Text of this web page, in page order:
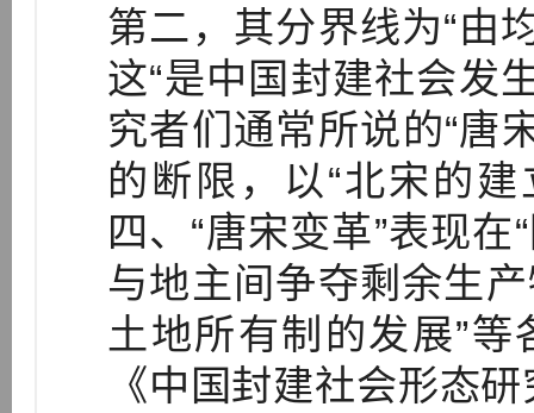
第二，其分界线为“由
这“是中国封建社会发
究者们通常所说的“唐
的断限，以“北宋的
四、“唐宋变革”表现
与地主间争夺剩余生
土地所有制的发展”
《中国封建社会形态